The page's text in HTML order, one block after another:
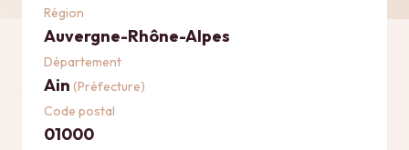
Région
Auvergne-Rhône-Alpes
Département
Ain (Préfecture)
Code postal
01000